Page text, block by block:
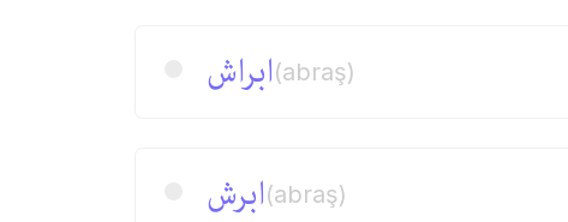
ابراش(abraş)
ابرش(abraş)